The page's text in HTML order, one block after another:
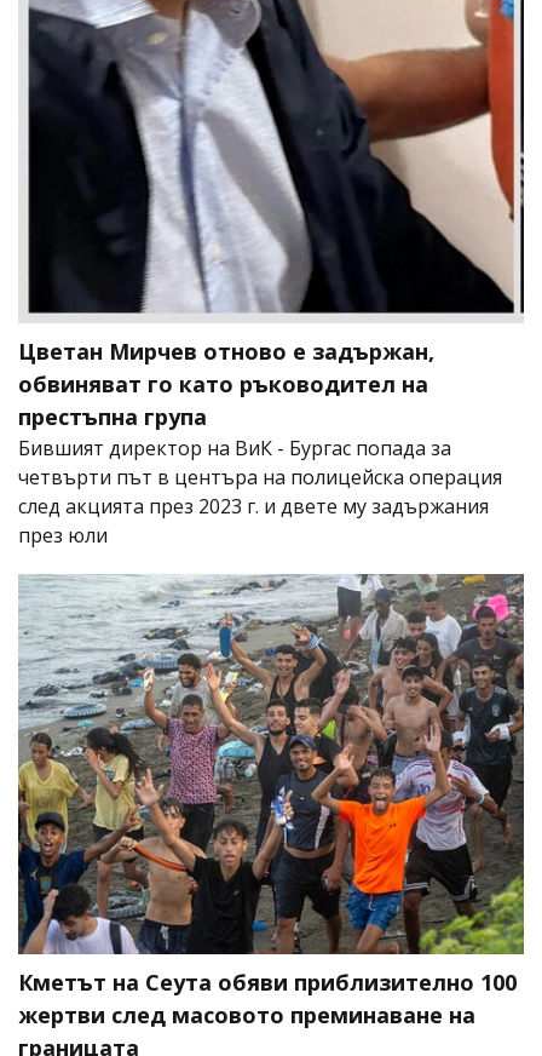
Цветан Мирчев отново е задържан,
обвиняват го като ръководител на
престъпна група
Бившият директор на ВиК - Бургас попада за
четвърти път в центъра на полицейска операция
след акцията през 2023 г. и двете му задържания
през юли
Кметът на Сеута обяви приблизително 100
жертви след масовото преминаване на
границата